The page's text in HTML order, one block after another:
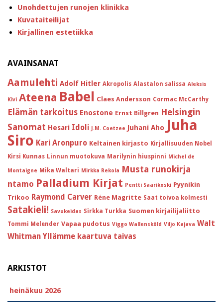
Unohdettujen runojen klinikka
Kuvataiteilijat
Kirjallinen estetiikka
AVAINSANAT
Aamulehti Adolf Hitler Akropolis Alastalon salissa Aleksis
Kivi Ateena Babel Claes Andersson Cormac McCarthy
Elämän tarkoitus Enostone Ernst Billgren Helsingin
Sanomat Hesari Idoli J.M. Coetzee Juhani Aho Juha
Siro Kari Aronpuro Keltainen kirjasto Kirjallisuuden Nobel
Kirsi Kunnas Linnun muotokuva Marilynin hiuspinni Michel de
Montaigne Mika Waltari Mirkka Rekola Musta runokirja
ntamo Palladium Kirjat Pentti Saarikoski Pyynikin
Trikoo Raymond Carver Réne Magritte Saat toivoa kolmesti
Satakieli! Savukeidas Sirkka Turkka Suomen kirjailijaliitto
Tommi Melender Vapaa pudotus Viggo Wallensköld Viljo Kajava Walt
Whitman Yllämme kaartuva taivas
ARKISTOT
heinäkuu 2026